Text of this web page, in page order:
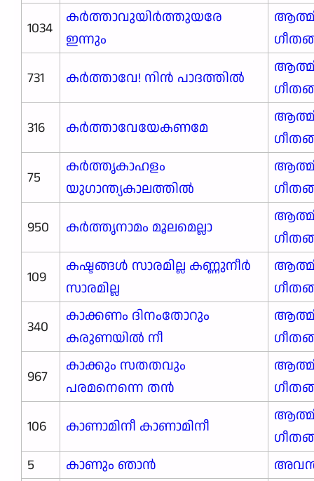
1034
കർത്താവുയിർത്തുയരേ
ഇന്നും
731
കർത്താവേ! നിൻ പാദത്തിൽ
316
കർത്താവേയേകണമേ
75
കർത്തൃകാഹളം
യുഗാന്ത്യകാലത്തിൽ
950
കർത്തൃനാമം മൂലമെല്ലാ
109
കഷ്ടങ്ങൾ സാരമില്ല കണ്ണുനീർ
സാരമില്ല
340
കാക്കണം ദിനംതോറും
കരുണയിൽ നീ
967
കാക്കും സതതവും
പരമനെന്നെ തൻ
106
കാണാമിനീ കാണാമിനീ
5
കാണും ഞാന്‍